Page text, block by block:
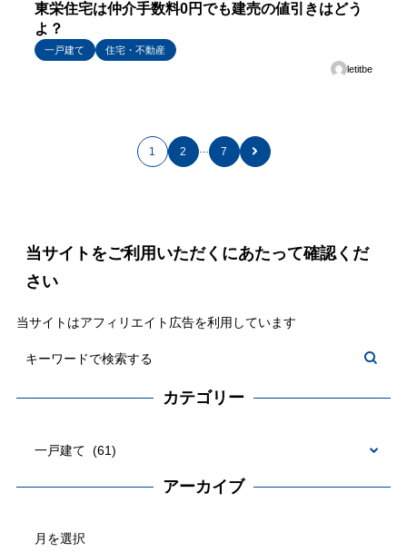
東栄住宅は仲介手数料0円でも建売の値引きはどう
よ？
一戸建て
住宅・不動産
letitbe
1 2 … 7
当サイトをご利用いただくにあたって確認くだ
さい
当サイトはアフィリエイト広告を利用しています
カテゴリー
アーカイブ